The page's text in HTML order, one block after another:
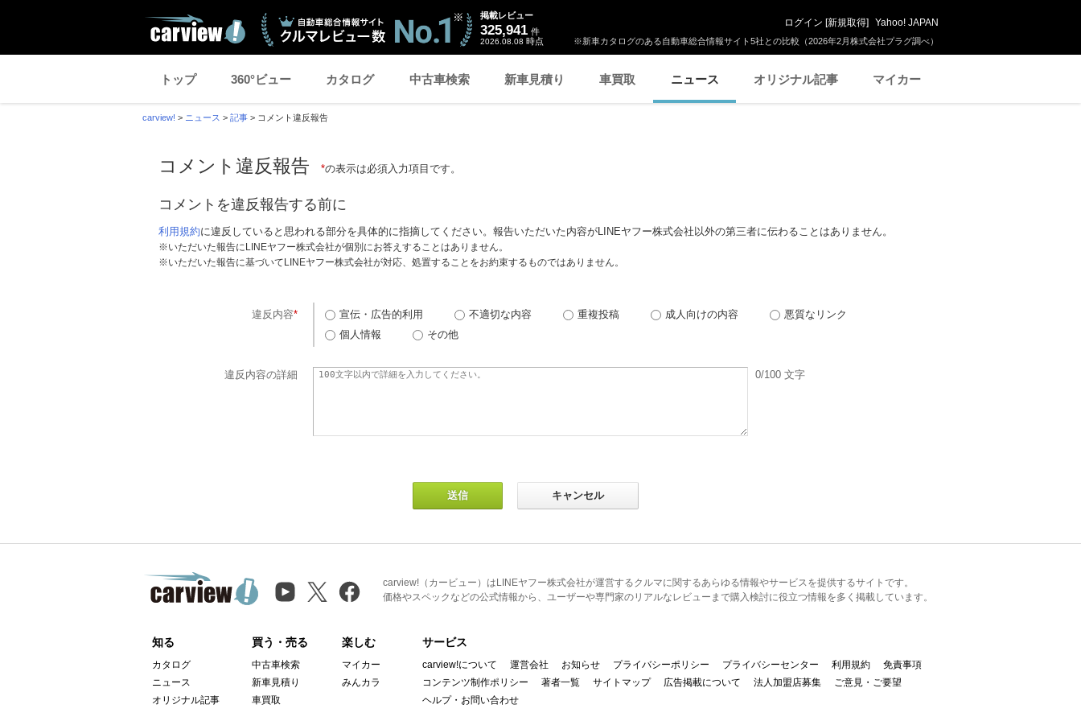
※新車カタログのある自動車総合情報サイト5社との比較（2026年2月株式会社プラグ調べ）
掲載レビュー
325,941 件
2026.08.08 時点
ログイン [新規取得] Yahoo! JAPAN
トップ 360°ビュー カタログ 中古車検索 新車見積り 車買取 ニュース オリジナル記事 マイカー
carview! > ニュース > 記事 > コメント違反報告
コメント違反報告 *の表示は必須入力項目です。
コメントを違反報告する前に
利用規約に違反していると思われる部分を具体的に指摘してください。報告いただいた内容がLINEヤフー株式会社以外の第三者に伝わることはありません。
※いただいた報告にLINEヤフー株式会社が個別にお答えすることはありません。
※いただいた報告に基づいてLINEヤフー株式会社が対応、処置することをお約束するものではありません。
違反内容* 宣伝・広告的利用 不適切な内容 重複投稿 成人向けの内容
悪質なリンク
個人情報
その他
違反内容の詳細 0/100 文字
carview!（カービュー）はLINEヤフー株式会社が運営するクルマに関するあらゆる情報やサービスを提供するサイトです。
価格やスペックなどの公式情報から、ユーザーや専門家のリアルなレビューまで購入検討に役立つ情報を多く掲載しています。
知る
カタログ
ニュース
オリジナル記事
買う・売る
中古車検索
新車見積り
車買取
楽しむ
マイカー
みんカラ
サービス
carview!について 運営会社 お知らせ プライバシーポリシー プライバシーセンター 利用規約
免責事項
コンテンツ制作ポリシー
著者一覧 サイトマップ 広告掲載について 法人加盟店募集
ご意見・ご要望
ヘルプ・お問い合わせ